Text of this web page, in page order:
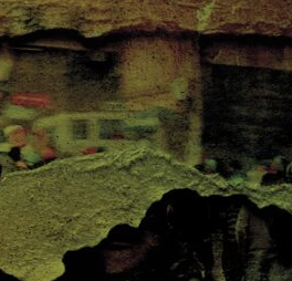
a réaffirmé ses ambitions en termes
Read More